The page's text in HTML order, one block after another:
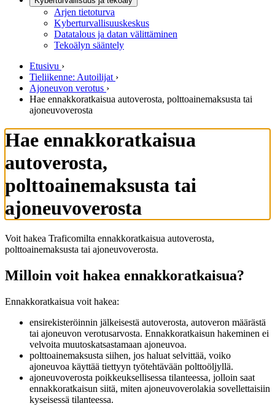
Arjen tietoturva
Kyberturvallisuuskeskus
Datatalous ja datan välittäminen
Tekoälyn sääntely
Etusivu ›
Tieliikenne: Autoilijat ›
Ajoneuvon verotus ›
Hae ennakkoratkaisua autoverosta, polttoainemaksusta tai
ajoneuvoverosta
Hae ennakkoratkaisua
autoverosta,
polttoainemaksusta tai
ajoneuvoverosta
Voit hakea Traficomilta ennakkoratkaisua autoverosta,
polttoainemaksusta tai ajoneuvoverosta.
Milloin voit hakea ennakkoratkaisua?
Ennakkoratkaisua voit hakea:
ensirekisteröinnin jälkeisestä autoverosta, autoveron määrästä
tai ajoneuvon verotusarvosta. Ennakkoratkaisun hakeminen ei
velvoita muutoskatsastamaan ajoneuvoa.
polttoainemaksusta siihen, jos haluat selvittää, voiko
ajoneuvoa käyttää tiettyyn työtehtävään polttoöljyllä.
ajoneuvoverosta poikkeuksellisessa tilanteessa, jolloin saat
ennakkoratkaisun siitä, miten ajoneuvoverolakia sovellettaisiin
kyseisessä tilanteessa.